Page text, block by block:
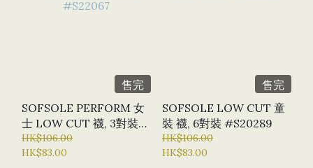
售完
SOFSOLE PERFORM 女
士 LOW CUT 襪, 3對裝
#S22067
HK$106.00
HK$83.00
售完
SOFSOLE LOW CUT 童
裝 襪, 6對裝 #S20289
HK$106.00
HK$83.00